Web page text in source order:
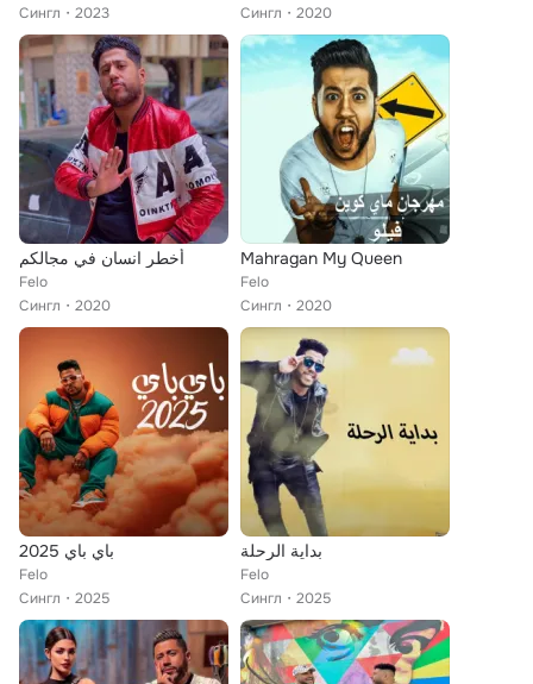
Сингл
2023
Сингл
2020
أخطر انسان في مجالكم
Felo
Сингл
2020
Mahragan My Queen
Felo
Сингл
2020
باي باي 2025
Felo
Сингл
2025
بداية الرحلة
Felo
Сингл
2025